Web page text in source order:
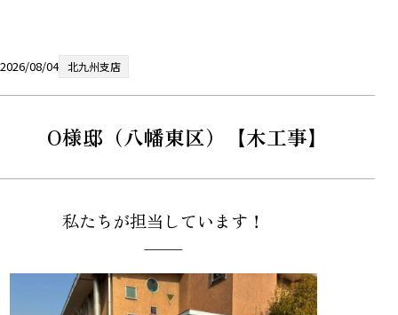
2026/08/04 北九州支店
O様邸（八幡東区）【木工事】
私たちが担当しています！